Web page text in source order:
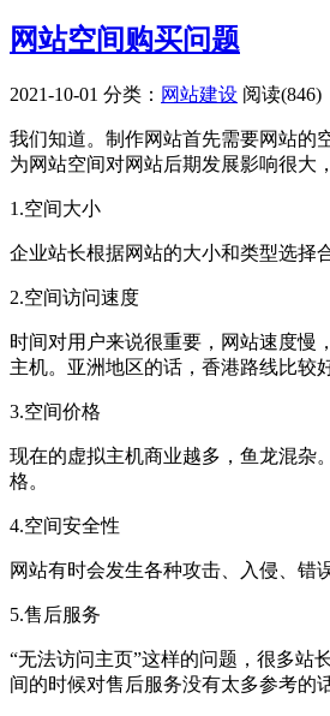
网站空间购买问题
2021-10-01 分类： 网站建设 阅读(846)
我们知道。制作网站首先需要网站的
为网站空间对网站后期发展影响很大
1.空间大小
企业站长根据网站的大小和类型选择
2.空间访问速度
时间对用户来说很重要，网站速度慢
主机。亚洲地区的话，香港路线比较
3.空间价格
现在的虚拟主机商业越多，鱼龙混杂
格。
4.空间安全性
网站有时会发生各种攻击、入侵、错
5.售后服务
“无法访问主页”这样的问题，很多站
间的时候对售后服务没有太多参考的